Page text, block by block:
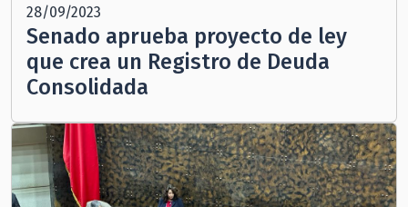
28/09/2023
Senado aprueba proyecto de ley
que crea un Registro de Deuda
Consolidada